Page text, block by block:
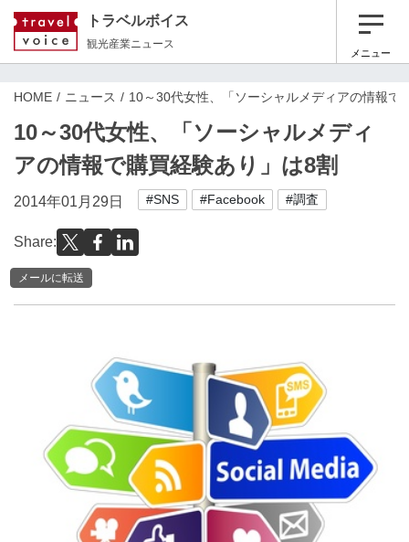
トラベルボイス
観光産業ニュース
メニュー
HOME ニュース 10～30代女性、「ソーシャルメディアの情報で
10～30代女性、「ソーシャルメディ
アの情報で購買経験あり」は8割
2014年01月29日 #SNS #Facebook #調査
Share:
メールに転送